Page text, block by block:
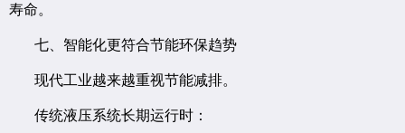
寿命。
七、智能化更符合节能环保趋势
现代工业越来越重视节能减排。
传统液压系统长期运行时：